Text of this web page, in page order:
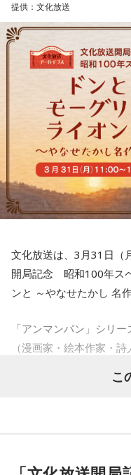
ZAIKOにて2月25日（火
イベントページ：
https://
【特別番組概要】
■番組名：「声優朗読チ
あゆみ」
■放送日時：3月11日（
■出演：井上喜久子、黒
■メールアドレス：
■推奨ハッシュタグ：
■番組ページ：http://
■文芸あねもねR 朗読
第6弾となる今回は、「
の悩み」について白石
座談会を実施。
「皿の上の料理が分か
う」「買い物をしてい
店員の区別がつかない
直面している困難な場
介する。
白石は今回の第6弾放送
【他人からは分からな
＜文化放送ロービジョ
文化放送では、様々な視
ジョン～0と1の間』の
成している「点字番組
社内階段への黄色と黒
ている。
提供：文化放送
文化放送は、3月31日（
開局記念 昭和100年ス
ンと ～やなせたかし 名
「アンマンパン」シリ
（漫画家・絵本作家・
1960年代、数多くのラ
は番組審議会委員長も
こ